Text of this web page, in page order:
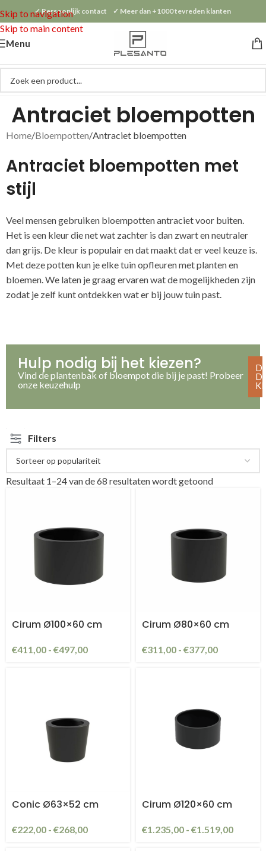
Skip to navigation
Skip to main content
✓ Persoonlijk contact ✓ Meer dan +1000 tevreden klanten
Menu
Antraciet bloempotten
Home Bloempotten Antraciet bloempotten
Antraciet bloempotten met
stijl
Veel mensen gebruiken bloempotten antraciet voor buiten.
Het is een kleur die net wat zachter is dan zwart en neutraler
dan grijs. De kleur is populair en dat maakt dat er veel keuze is.
Met deze potten kun je elke tuin opfleuren met planten en
bloemen. We laten je graag ervaren wat de mogelijkheden zijn
zodat je zelf kunt ontdekken wat er bij jouw tuin past.
Hulp nodig bij het kiezen?
Vind de plantenbak of bloempot die bij je past! Probeer
onze keuzehulp
Filters
Resultaat 1–24 van de 68 resultaten wordt getoond
Cirum Ø100×60 cm
€411,00 - €497,00
Cirum Ø80×60 cm
€311,00 - €377,00
Conic Ø63×52 cm
€222,00 - €268,00
Cirum Ø120×60 cm
€1.235,00 - €1.519,00